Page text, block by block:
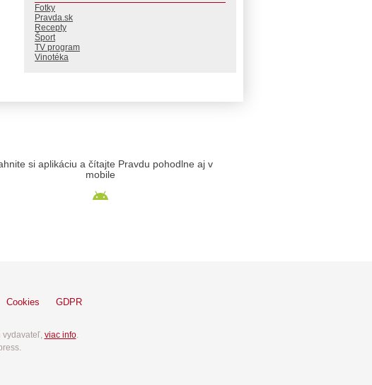
Fotky
Pravda.sk
Recepty
Šport
TV program
Vinotéka
si aplikáciu a čítajte Pravdu pohodlne aj v
mobile
Cookies GDPR
vydavateľ, viac info.